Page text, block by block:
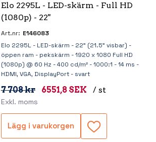
Elo 2295L - LED-skärm - Full HD
(1080p) - 22"
Art.nr: E146083
Elo 2295L - LED-skärm - 22" (21.5" visbar) -
öppen ram - pekskärm - 1920 x 1080 Full HD
(1080p) @ 60 Hz - 400 cd/m² - 1000:1 - 14 ms -
HDMI, VGA, DisplayPort - svart
7 708 kr 6551,8 SEK / st
Exkl. moms
Lägg i varukorgen